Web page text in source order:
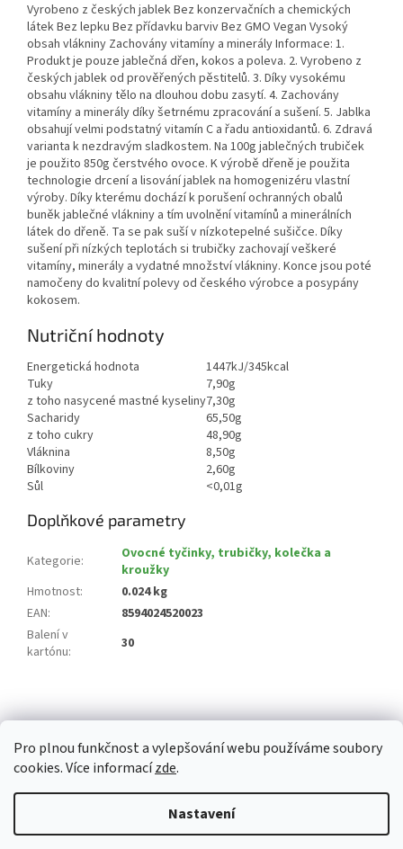
Pro plnou funkčnost a vylepšování webu používáme soubory
cookies. Více informacízde.
Nastavení
Vyrobeno z českých jablek Bez konzervačních a chemických
látek Bez lepku Bez přídavku barviv Bez GMO Vegan Vysoký
obsah vlákniny Zachovány vitamíny a minerály Informace: 1.
Produkt je pouze jablečná dřen, kokos a poleva. 2. Vyrobeno z
českých jablek od prověřených pěstitelů. 3. Díky vysokému
obsahu vlákniny tělo na dlouhou dobu zasytí. 4. Zachovány
vitamíny a minerály díky šetrnému zpracování a sušení. 5. Jablka
obsahují velmi podstatný vitamín C a řadu antioxidantů. 6. Zdravá
varianta k nezdravým sladkostem. Na 100g jablečných trubiček
je použito 850g čerstvého ovoce. K výrobě dřeně je použita
technologie drcení a lisování jablek na homogenizéru vlastní
výroby. Díky kterému dochází k porušení ochranných obalů
buněk jablečné vlákniny a tím uvolnění vitamínů a minerálních
látek do dřeně. Ta se pak suší v nízkotepelné sušičce. Díky
sušení při nízkých teplotách si trubičky zachovají veškeré
vitamíny, minerály a vydatné množství vlákniny. Konce jsou poté
namočeny do kvalitní polevy od českého výrobce a posypány
kokosem.
Nutriční hodnoty
Energetická hodnota
1447kJ/345kcal
Tuky
7,90g
z toho nasycené mastné kyseliny7,30g
Sacharidy
65,50g
z toho cukry
48,90g
Vláknina
8,50g
Bílkoviny
2,60g
Sůl
<0,01g
Doplňkové parametry
Kategorie:
Ovocné tyčinky, trubičky, kolečka a
kroužky
Hmotnost:
0.024 kg
EAN:
8594024520023
Balení v
kartónu: 30
á